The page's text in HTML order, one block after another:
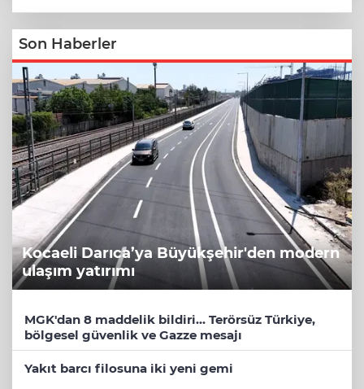
Son Haberler
Kocaeli Darıca’ya Büyükşehir'den modern
ulaşım yatırımı
MGK'dan 8 maddelik bildiri... Terörsüz Türkiye,
bölgesel güvenlik ve Gazze mesajı
Yakıt barcı filosuna iki yeni gemi